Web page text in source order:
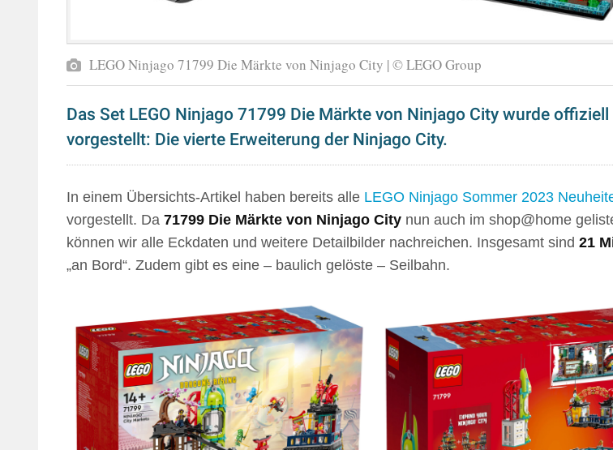
LEGO Ninjago 71799 Die Märkte von Ninjago City | © LEGO Group
Das Set LEGO Ninjago 71799 Die Märkte von Ninjago City wurde offiziell
vorgestellt: Die vierte Erweiterung der Ninjago City.
In einem Übersichts-Artikel haben bereits alle LEGO Ninjago Sommer 2023
vorgestellt. Da 71799 Die Märkte von Ninjago City nun auch im shop@home
können wir alle Eckdaten und weitere Detailbilder nachreichen. Insgesamt sind 21
„an Bord“. Zudem gibt es eine – baulich gelöste – Seilbahn.